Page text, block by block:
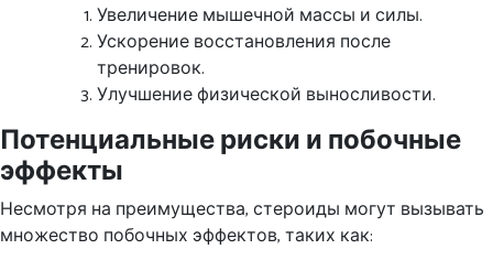
Увеличение мышечной массы и силы.
Ускорение восстановления после
тренировок.
Улучшение физической выносливости.
Потенциальные риски и побочные
эффекты
Несмотря на преимущества, стероиды могут вызывать
множество побочных эффектов, таких как: